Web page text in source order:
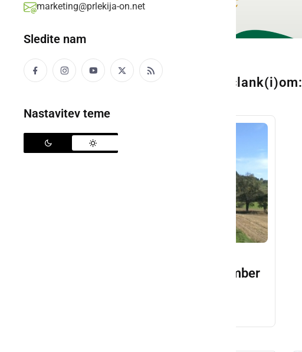
marketing@prlekija-on.net
Sledite nam
Nastavitev teme
Ta galerija je povezana s člank(i)om:
Aktualno na GFML - november